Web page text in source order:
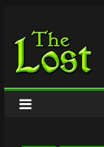
springen
The
Lost